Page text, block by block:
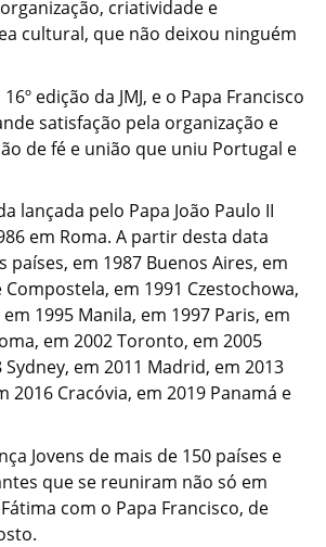
criatividade e
cultural, que não deixou ninguém
edição da JMJ, e o Papa Francisco
satisfação pela organização e
de fé e união que uniu Portugal e
lançada pelo Papa João Paulo II
em Roma. A partir desta data
países, em 1987 Buenos Aires, em
Compostela, em 1991 Czestochowa,
1995 Manila, em 1997 Paris, em
em 2002 Toronto, em 2005
Sydney, em 2011 Madrid, em 2013
2016 Cracóvia, em 2019 Panamá e
Jovens de mais de 150 países e
que se reuniram não só em
com o Papa Francisco, de